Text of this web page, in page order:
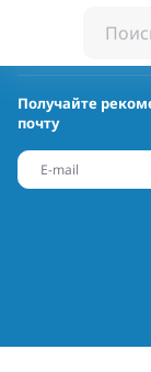
Получайте
почту